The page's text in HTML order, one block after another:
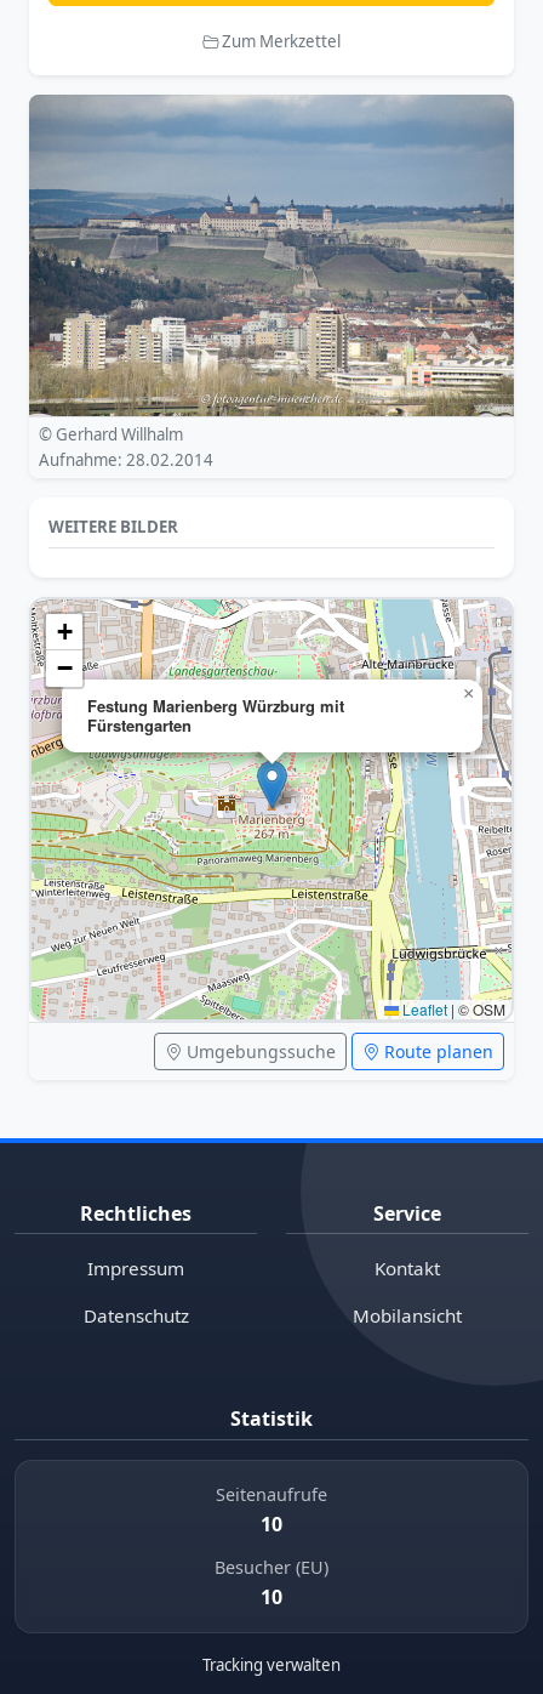
Zum Merkzettel
© Gerhard Willhalm
Aufnahme: 28.02.2014
WEITERE BILDER
Festung Marienberg Würzburg mit
Fürstengarten
×
+
−
Leaflet | © OSM
Umgebungssuche Route planen
Rechtliches
Impressum
Datenschutz
Service
Kontakt
Mobilansicht
Statistik
Seitenaufrufe
10
Besucher (EU)
10
Tracking verwalten